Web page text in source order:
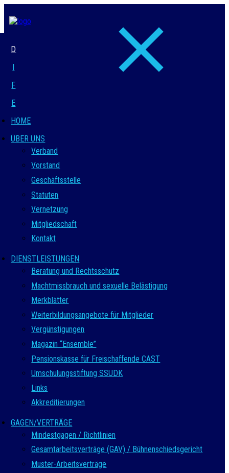
HOME
ÜBER UNS
Verband
Vorstand
Geschäftsstelle
Statuten
Vernetzung
Mitgliedschaft
Kontakt
DIENSTLEISTUNGEN
Beratung und Rechtsschutz
Machtmissbrauch und sexuelle Belästigung
Merkblätter
Weiterbildungsangebote für Mitglieder
Vergünstigungen
Magazin “Ensemble”
Pensionskasse für Freischaffende CAST
Umschulungsstiftung SSUDK
Links
Akkreditierungen
GAGEN/VERTRÄGE
Mindestgagen / Richtlinien
Gesamtarbeitsverträge (GAV) / Bühnenschiedsgericht
Muster-Arbeitsverträge
D
I
F
E